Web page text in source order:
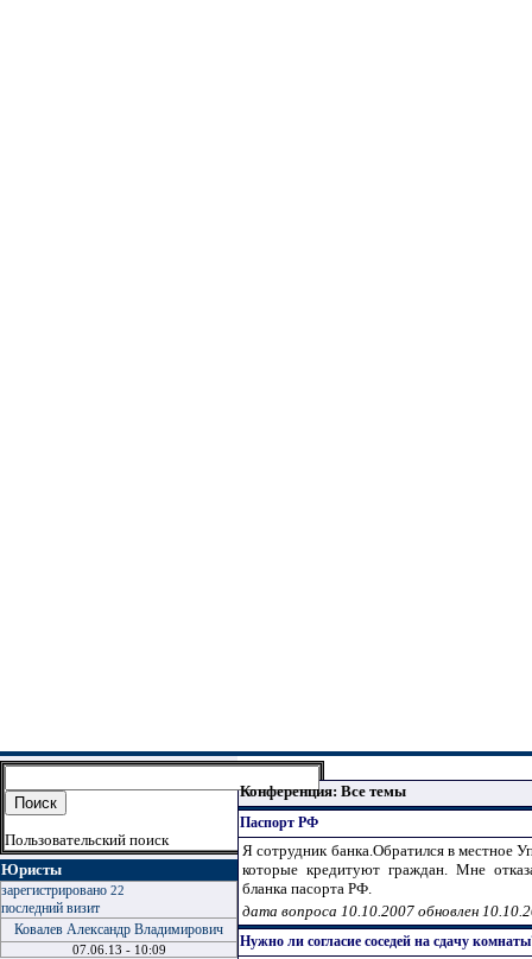
Пользовательский поиск
Юристы
зарегистрировано 22
последний визит
Ковалев Александр Владимирович
07.06.13 - 10:09
Конференция: Все темы
Паспорт РФ
Я сотрудник банка.Обратился в местное
которые кредитуют граждан. Мне
бланка пасорта РФ.
дата вопроса 10.10.2007 обновлен
Нужно ли согласие соседей на сдачу